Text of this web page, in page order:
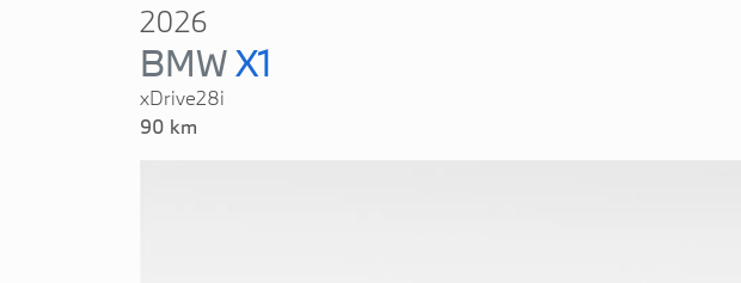
2026
BMWX1
xDrive28i
90 km